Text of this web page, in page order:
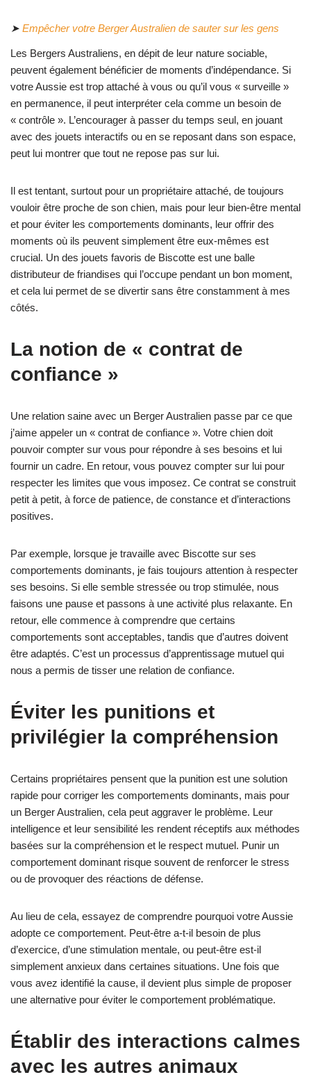
➤ Empêcher votre Berger Australien de sauter sur les gens
Les Bergers Australiens, en dépit de leur nature sociable,
peuvent également bénéficier de moments d’indépendance. Si
votre Aussie est trop attaché à vous ou qu’il vous « surveille »
en permanence, il peut interpréter cela comme un besoin de
« contrôle ». L’encourager à passer du temps seul, en jouant
avec des jouets interactifs ou en se reposant dans son espace,
peut lui montrer que tout ne repose pas sur lui.
Il est tentant, surtout pour un propriétaire attaché, de toujours
vouloir être proche de son chien, mais pour leur bien-être mental
et pour éviter les comportements dominants, leur offrir des
moments où ils peuvent simplement être eux-mêmes est
crucial. Un des jouets favoris de Biscotte est une balle
distributeur de friandises qui l’occupe pendant un bon moment,
et cela lui permet de se divertir sans être constamment à mes
côtés.
La notion de « contrat de
confiance »
Une relation saine avec un Berger Australien passe par ce que
j’aime appeler un « contrat de confiance ». Votre chien doit
pouvoir compter sur vous pour répondre à ses besoins et lui
fournir un cadre. En retour, vous pouvez compter sur lui pour
respecter les limites que vous imposez. Ce contrat se construit
petit à petit, à force de patience, de constance et d’interactions
positives.
Par exemple, lorsque je travaille avec Biscotte sur ses
comportements dominants, je fais toujours attention à respecter
ses besoins. Si elle semble stressée ou trop stimulée, nous
faisons une pause et passons à une activité plus relaxante. En
retour, elle commence à comprendre que certains
comportements sont acceptables, tandis que d’autres doivent
être adaptés. C’est un processus d’apprentissage mutuel qui
nous a permis de tisser une relation de confiance.
Éviter les punitions et
privilégier la compréhension
Certains propriétaires pensent que la punition est une solution
rapide pour corriger les comportements dominants, mais pour
un Berger Australien, cela peut aggraver le problème. Leur
intelligence et leur sensibilité les rendent réceptifs aux méthodes
basées sur la compréhension et le respect mutuel. Punir un
comportement dominant risque souvent de renforcer le stress
ou de provoquer des réactions de défense.
Au lieu de cela, essayez de comprendre pourquoi votre Aussie
adopte ce comportement. Peut-être a-t-il besoin de plus
d’exercice, d’une stimulation mentale, ou peut-être est-il
simplement anxieux dans certaines situations. Une fois que
vous avez identifié la cause, il devient plus simple de proposer
une alternative pour éviter le comportement problématique.
Établir des interactions calmes
avec les autres animaux